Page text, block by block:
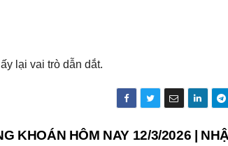
lại vai trò dẫn dắt.
KHOÁN HÔM NAY 12/3/2026 |